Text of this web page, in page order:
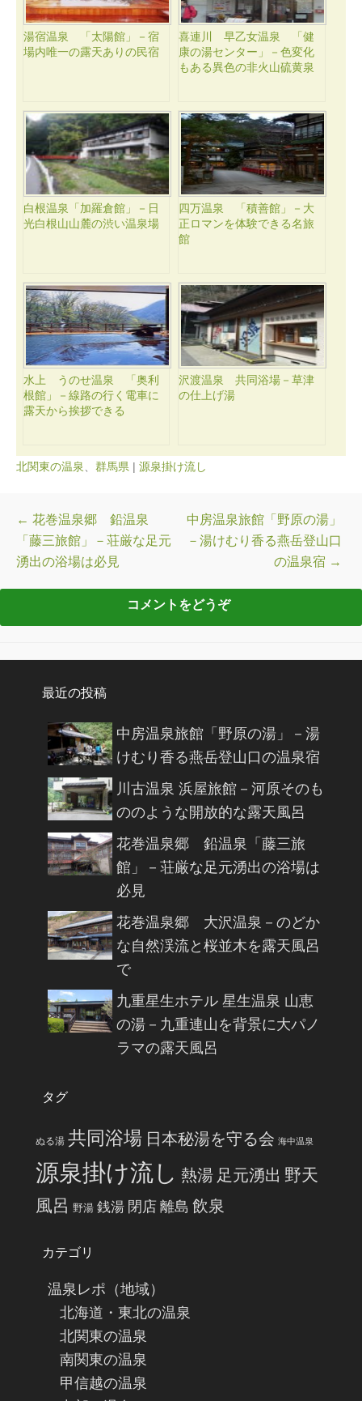
湯宿温泉 「太陽館」－宿
場内唯一の露天ありの民宿
喜連川 早乙女温泉 「健
康の湯センター」－色変化
もある異色の非火山硫黄泉
白根温泉「加羅倉館」－日
光白根山山麓の渋い温泉場
四万温泉 「積善館」－大
正ロマンを体験できる名旅
館
水上 うのせ温泉 「奥利
根館」－線路の行く電車に
露天から挨拶できる
沢渡温泉 共同浴場－草津
の仕上げ湯
北関東の温泉 群馬県 | 源泉掛け流し
投稿ナビゲーション
← 花巻温泉郷 鉛温泉
「藤三旅館」－荘厳な足元
湧出の浴場は必見
中房温泉旅館「野原の湯」
－湯けむり香る燕岳登山口
の温泉宿 →
最近の投稿
中房温泉旅館「野原の湯」－湯
けむり香る燕岳登山口の温泉宿
川古温泉 浜屋旅館－河原そのも
ののような開放的な露天風呂
花巻温泉郷 鉛温泉「藤三旅
館」－荘厳な足元湧出の浴場は
必見
花巻温泉郷 大沢温泉－のどか
な自然渓流と桜並木を露天風呂
で
九重星生ホテル 星生温泉 山恵
の湯－九重連山を背景に大パノ
ラマの露天風呂
タグ
ぬる湯 共同浴場 日本秘湯を守る会 海中温泉
源泉掛け流し 熱湯 足元湧出 野天
風呂 野湯 銭湯 閉店 離島 飲泉
カテゴリ
温泉レポ（地域）
北海道・東北の温泉
北関東の温泉
南関東の温泉
甲信越の温泉